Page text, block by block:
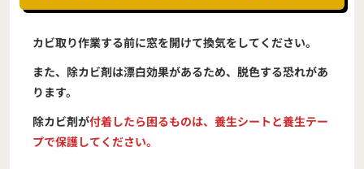
カビ取り作業する前に窓を開けて換気をしてください。
また、除カビ剤は漂白効果があるため、脱色する恐れがあ
ります。
除カビ剤が付着したら困るものは、養生シートと養生テー
プで保護してください。